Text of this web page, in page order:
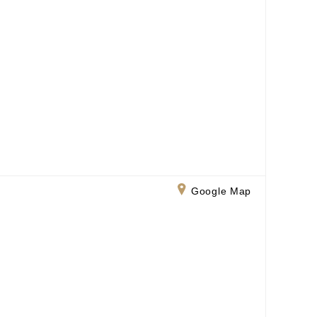
Google Map